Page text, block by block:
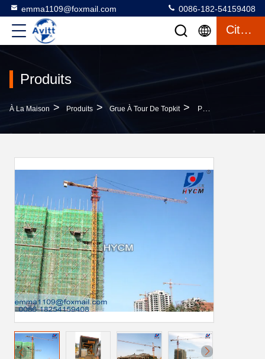
emma1109@foxmail.com 0086-182-54159408
Citation
Produits
À La Maison > Produits > Grue À Tour De Topkit > Petite Grue À Rampe De 4 T QTZ63 ((5011)